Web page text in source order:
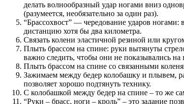
делать волнообразный удар ногами вниз
(разумеется, необязательно за один раз).
“Брассохвост” — чередование ударов ногами:
дистанцию хотя бы два километра.
Связать колени эластичной резиной или
Плыть брассом на спине: руки вытянуты
важно следить, чтобы они не показывались на
Плыть брассом на спине со связанными
Зажимаем между бедер колобашку и плывем,
позволяет хорошо подтянуть технику.
С колобашкой между бедер на спине – то же
“Руки – брасс, ноги – кроль” – это задание